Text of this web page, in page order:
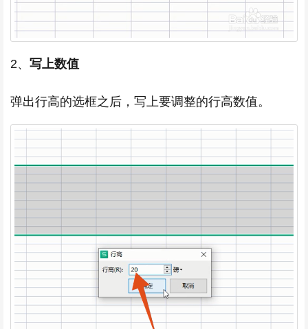
2、 写上数值
弹出行高的选框之后，写上要调整的行高数值。